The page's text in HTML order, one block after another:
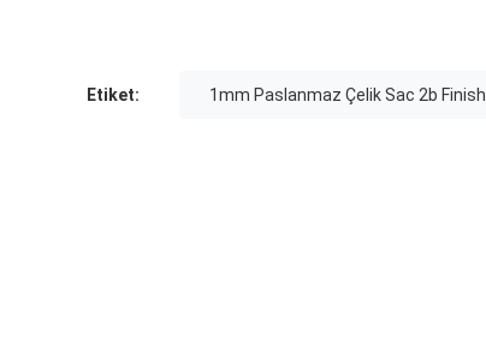
Etiket: 1mm Paslanmaz Çelik Sac 2b Finish